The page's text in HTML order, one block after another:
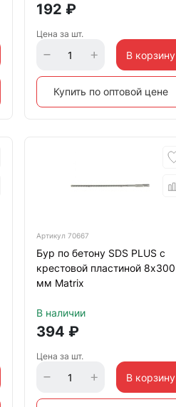
192 ₽
Цена за шт.
В корзину
Купить по оптовой цене
Артикул 70667
Бур по бетону SDS PLUS с
крестовой пластиной 8х300
мм Matrix
В наличии
394 ₽
Цена за шт.
В корзину